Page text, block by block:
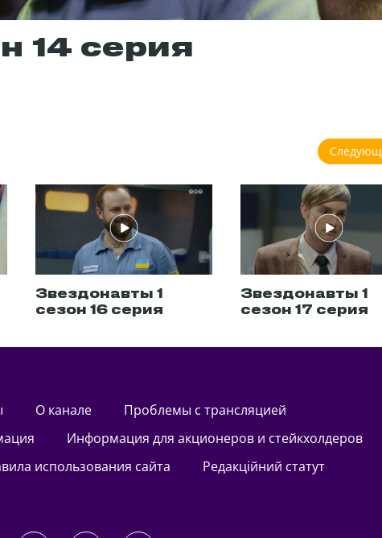
14 серия
Звездонавты 1
сезон 16 серия
Звездонавты 1
сезон 17 серия
О канале
Проблемы с трансляцией
Информация для акционеров и стейкхолдеров
использования сайта Редакційний статут